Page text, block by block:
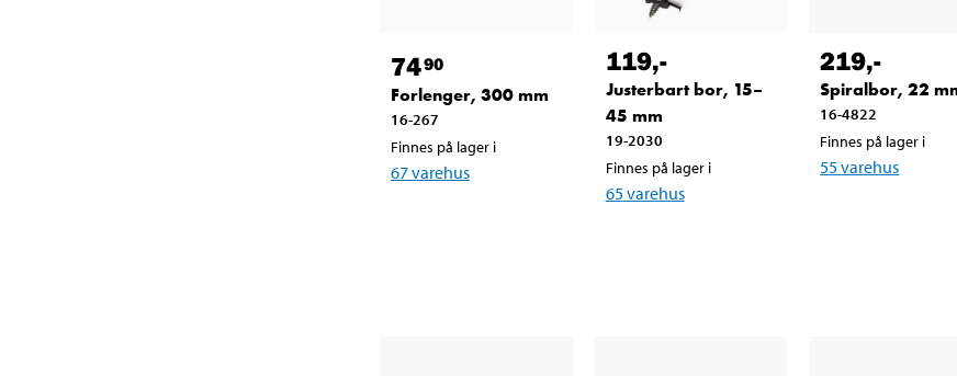
7490
Forlenger, 300 mm
16-267
Finnes på lager i
67varehus
119,-
Justerbart bor, 15–
45 mm
19-2030
Finnes på lager i
65varehus
219,-
Spiralbor, 22
16-4822
Finnes på lager i
55varehus